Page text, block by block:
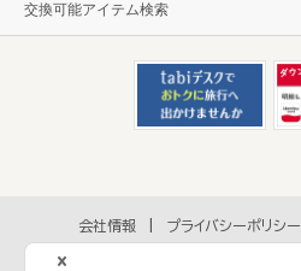
交換可能アイテム検索
会社情報 プライバシーポリシー